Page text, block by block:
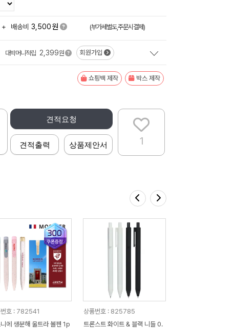
+ 배송비 3,500원 (부가세별도,주문시결제)
대박머니적립 2,399원 회원가입
쇼핑백 제작 박스 제작
1
견적요청
견적출력 상품제안서
번호 : 782541
에 생분해 울트라 볼펜 1p
상품번호 : 825785
트론스트 화이트 & 블랙 니들 0.